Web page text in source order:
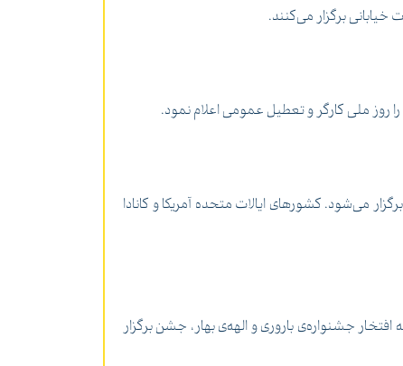
برگزار می‌کنند.
می‌شود. کشورهای ایالات متحده آمریکا و کانادا
جشنواره‌ی باروری و الهه‌ی بهار، جشن برگزار